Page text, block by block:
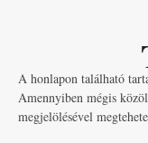
A honlapon található
Amennyiben mégis
megjelölésével